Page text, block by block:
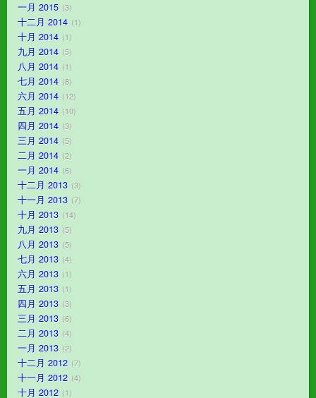
一月 2015 3
十二月 2014 1
十月 2014 1
九月 2014 5
八月 2014 1
七月 2014 8
六月 2014 12
五月 2014 10
四月 2014 3
三月 2014 5
二月 2014 2
一月 2014 6
十二月 2013 3
十一月 2013 7
十月 2013 14
九月 2013 5
八月 2013 5
七月 2013 4
六月 2013 1
五月 2013 1
四月 2013 3
三月 2013 6
二月 2013 4
一月 2013 2
十二月 2012 7
十一月 2012 4
十月 2012 1